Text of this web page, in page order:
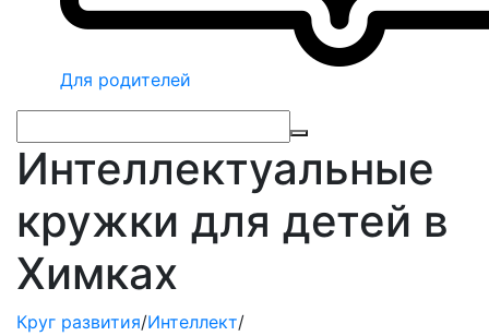
Для родителей
Интеллектуальные
кружки для детей в
Химках
Круг развития/Интеллект/